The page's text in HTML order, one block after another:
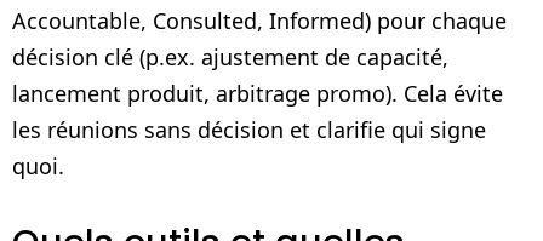
Accountable, Consulted, Informed) pour chaque
décision clé (p.ex. ajustement de capacité,
lancement produit, arbitrage promo). Cela évite
les réunions sans décision et clarifie qui signe
quoi.